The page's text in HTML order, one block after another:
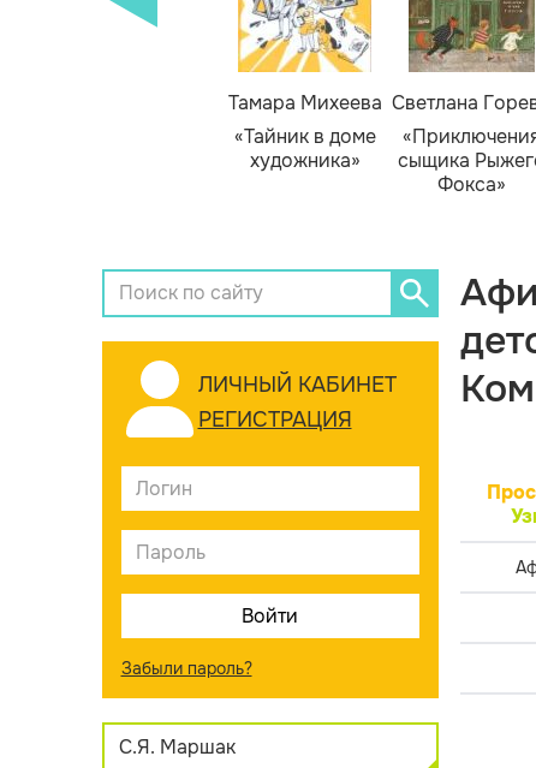
Тамара Михеева
«Тайник в доме
художника»
Светлана
сыщика
Фокса»
ЛИЧНЫЙ КАБИНЕТ
РЕГИСТРАЦИЯ
Забыли пароль?
С.Я. Маршак